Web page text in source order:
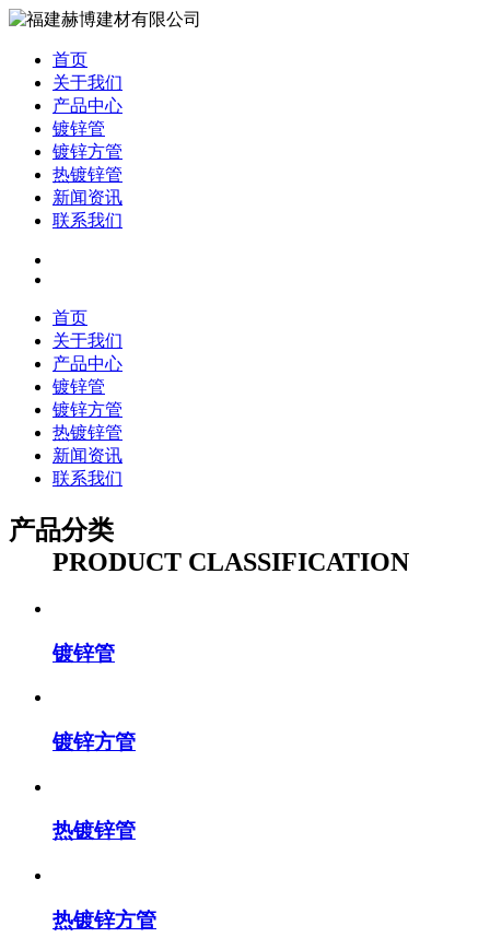
首页
关于我们
产品中心
镀锌管
镀锌方管
热镀锌管
新闻资讯
联系我们
首页
关于我们
产品中心
镀锌管
镀锌方管
热镀锌管
新闻资讯
联系我们
产品分类
PRODUCT CLASSIFICATION
镀锌管
镀锌方管
热镀锌管
热镀锌方管